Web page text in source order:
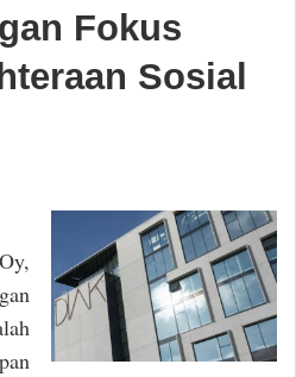
Fokus
Sosial